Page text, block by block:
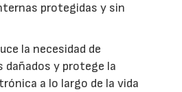
protegidas y sin
la necesidad de
y protege la
a lo largo de la vida